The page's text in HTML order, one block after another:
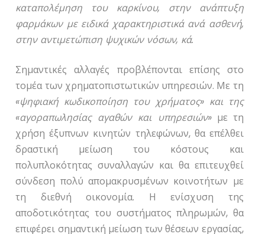
καταπολέμηση του καρκίνου, στην ανάπτυξη
φαρμάκων με ειδικά χαρακτηριστικά ανά ασθενή,
στην αντιμετώπιση ψυχικών νόσων, κά.
Σημαντικές αλλαγές προβλέπονται επίσης στο
τομέα των χρηματοπιστωτικών υπηρεσιών. Με τη
«ψηφιακή κωδικοποίηση του χρήματος» και της
«αγοραπωλησίας αγαθών και υπηρεσιών»με τη
χρήση έξυπνων κινητών τηλεφώνων, θα επέλθει
δραστική μείωση του κόστους και
πολυπλοκότητας συναλλαγών και θα επιτευχθεί
σύνδεση πολύ απομακρυσμένων κοινοτήτων με
τη διεθνή οικονομία. Η ενίσχυση της
αποδοτικότητας του συστήματος πληρωμών, θα
επιφέρει σημαντική μείωση των θέσεων εργασίας,